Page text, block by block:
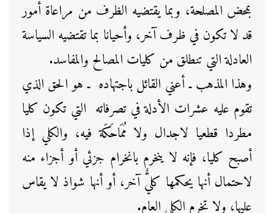
بمحض المصلحة، وبما يقتضيه الظرف من مراعاة أمور
قد لا تكون في ظرف آخر، وأحيانا بما تقتضيه السياسة
العادلة التي تنطلق من كليات المصالح والمفاسد.
وهذا المذهب ـ أعني القائل باجتهاده ـ هو الحق الذي
تقوم عليه عشرات الأدلة في تصرفاته التي تكون كليا
مطردا قطعيا لاجدال ولا مُمَاحَكَة فيه، والكلي إذا
أصبح كليا، فإنه لا ينخرم بانخرام جزئي أو أجزاء منه
لاحتمال أنها يحكمها كليٌّ آخر، أو أنها شواذ لا يقاس
عليها، ولا تخرم الكلي العام.